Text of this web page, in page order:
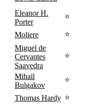
Eleanor H.
Porter
⭐
Moliere ⭐
Miguel de
Cervantes
Saavedra
⭐
Mihail
Bulgakov
⭐
Thomas Hardy ⭐